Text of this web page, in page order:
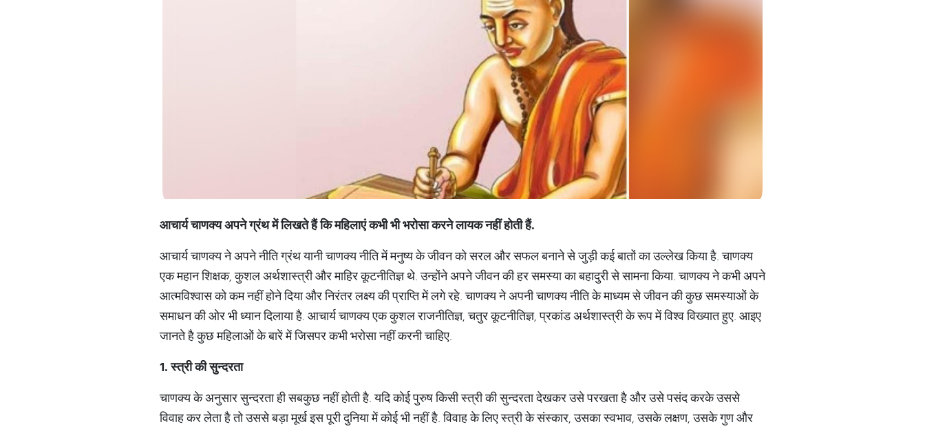
आचार्य चाणक्य अपने ग्रंथ में लिखते हैं कि महिलाएं कभी भी भरोसा करने लायक नहीं होती हैं.
आचार्य चाणक्य ने अपने नीति ग्रंथ यानी चाणक्य नीति में मनुष्य के जीवन को सरल और सफल बनाने से जुड़ी कई बातों का उल्लेख किया है. चाणक्य
एक महान शिक्षक, कुशल अर्थशास्त्री और माहिर कूटनीतिज्ञ थे. उन्होंने अपने जीवन की हर समस्या का बहादुरी से सामना किया. चाणक्य ने कभी अपने
आत्मविश्वास को कम नहीं होने दिया और निरंतर लक्ष्य की प्राप्ति में लगे रहे. चाणक्य ने अपनी चाणक्य नीति के माध्‍यम से जीवन की कुछ समस्‍याओं के
समाधन की ओर भी ध्‍यान दिलाया है. आचार्य चाणक्य एक कुशल राजनीतिज्ञ, चतुर कूटनीतिज्ञ, प्रकांड अर्थशास्त्री के रूप में विश्व विख्‍यात हुए. आइए
जानते है कुछ महिलाओं के बारें में जिसपर कभी भरोसा नहीं करनी चाहिए.
1.स्त्री की सुन्दरता
चाणक्य के अनुसार सुन्दरता ही सबकुछ नहीं होती है. यदि कोई पुरुष किसी स्त्री की सुन्दरता देखकर उसे परखता है और उसे पसंद करके उससे
विवाह कर लेता है तो उससे बड़ा मूर्ख इस पूरी दुनिया में कोई भी नहीं है. विवाह के लिए स्त्री के संस्कार, उसका स्वभाव, उसके लक्षण, उसके गुण और